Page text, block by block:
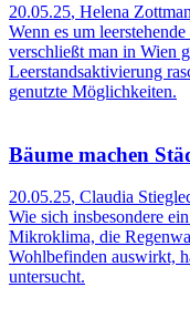
20.05.25, Helena
Wenn es um
verschließt man in Wien
Leerstandsaktivierung
genutzte Möglichkeiten.
Bäume machen
20.05.25, Claudia
Wie sich insbesondere
Mikroklima, die
Wohlbefinden auswirkt,
untersucht.